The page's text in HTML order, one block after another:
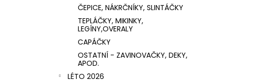
ČEPICE, NÁKRČNÍKY, SLINTÁČKY
TEPLÁČKY, MIKINKY,
LEGÍNY,OVERALY
CAPÁČKY
OSTATNÍ - ZAVINOVAČKY, DEKY,
APOD.
LÉTO 2026